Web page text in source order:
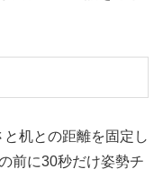
机との距離を固定し
前に30秒だけ姿勢チ